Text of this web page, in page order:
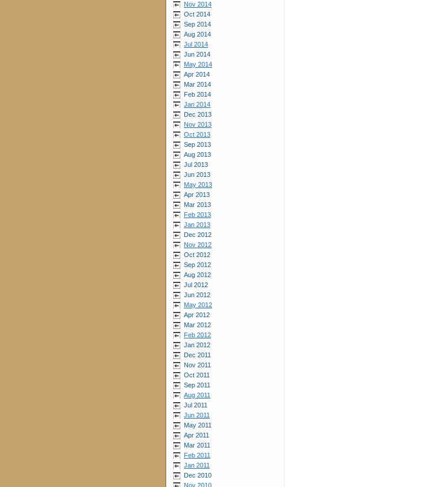
Nov 2014
Oct 2014
Sep 2014
Aug 2014
Jul 2014
Jun 2014
May 2014
Apr 2014
Mar 2014
Feb 2014
Jan 2014
Dec 2013
Nov 2013
Oct 2013
Sep 2013
Aug 2013
Jul 2013
Jun 2013
May 2013
Apr 2013
Mar 2013
Feb 2013
Jan 2013
Dec 2012
Nov 2012
Oct 2012
Sep 2012
Aug 2012
Jul 2012
Jun 2012
May 2012
Apr 2012
Mar 2012
Feb 2012
Jan 2012
Dec 2011
Nov 2011
Oct 2011
Sep 2011
Aug 2011
Jul 2011
Jun 2011
May 2011
Apr 2011
Mar 2011
Feb 2011
Jan 2011
Dec 2010
Nov 2010